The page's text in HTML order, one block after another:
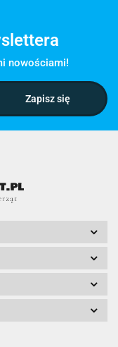
nowościami!